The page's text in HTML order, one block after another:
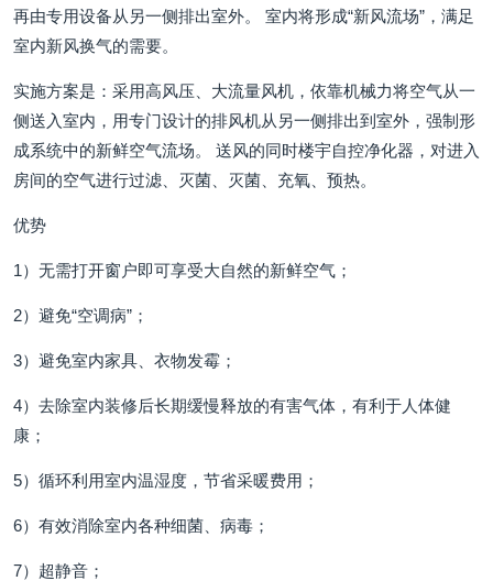
再由专用设备从另一侧排出室外。 室内将形成“新风流场”，满足
室内新风换气的需要。
实施方案是：采用高风压、大流量风机，依靠机械力将空气从一
侧送入室内，用专门设计的排风机从另一侧排出到室外，强制形
成系统中的新鲜空气流场。 送风的同时楼宇自控净化器，对进入
房间的空气进行过滤、灭菌、灭菌、充氧、预热。
优势
1）无需打开窗户即可享受大自然的新鲜空气；
2）避免“空调病”；
3）避免室内家具、衣物发霉；
4）去除室内装修后长期缓慢释放的有害气体，有利于人体健
康；
5）循环利用室内温湿度，节省采暖费用；
6）有效消除室内各种细菌、病毒；
7）超静音；